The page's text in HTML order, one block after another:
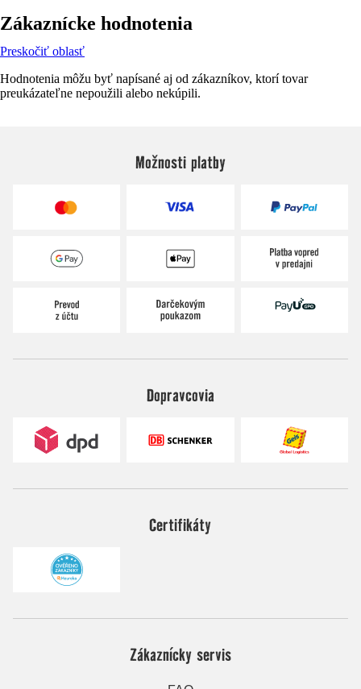
Zákaznícke hodnotenia
Preskočiť oblasť
Hodnotenia môžu byť napísané aj od zákazníkov, ktorí tovar
preukázateľne nepoužili alebo nekúpili.
Možnosti platby
Dopravcovia
Certifikáty
Zákaznícky servis